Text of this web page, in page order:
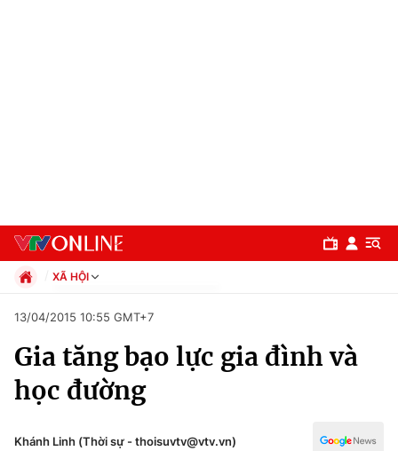
Chuyên mục
Chính trị
XÃ HỘI
Xã hội
Pháp luật
Kinh tế
Thể thao
Văn hóa - Giải trí
13/04/2015 10:55 GMT+7
Gia tăng bạo lực gia đình và
học đường
Khánh Linh (Thời sự - thoisuvtv@vtv.vn)